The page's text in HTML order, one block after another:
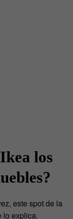
los
este spot de la
lo explica.